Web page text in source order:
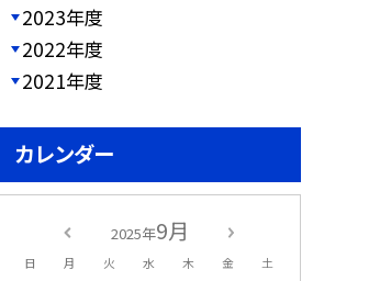
2023年度
2022年度
2021年度
カレンダー
2025年9月
日 月 火 水 木 金 土